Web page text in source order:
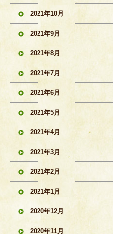
2021年10月
2021年9月
2021年8月
2021年7月
2021年6月
2021年5月
2021年4月
2021年3月
2021年2月
2021年1月
2020年12月
2020年11月